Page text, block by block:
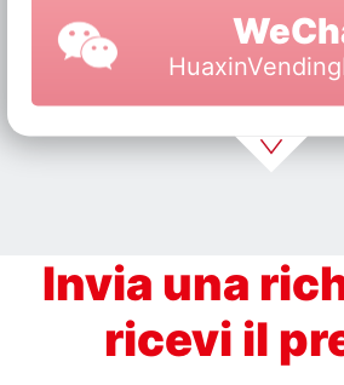
Invia una
ricevi il